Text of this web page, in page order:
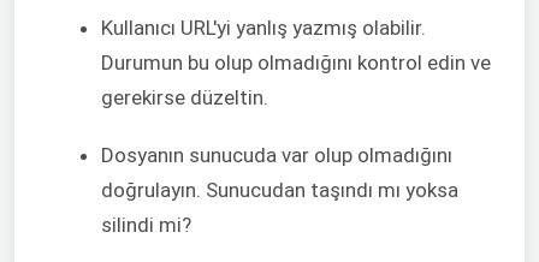
Kullanıcı URL'yi yanlış yazmış olabilir.
Durumun bu olup olmadığını kontrol edin ve
gerekirse düzeltin.
Dosyanın sunucuda var olup olmadığını
doğrulayın. Sunucudan taşındı mı yoksa
silindi mi?